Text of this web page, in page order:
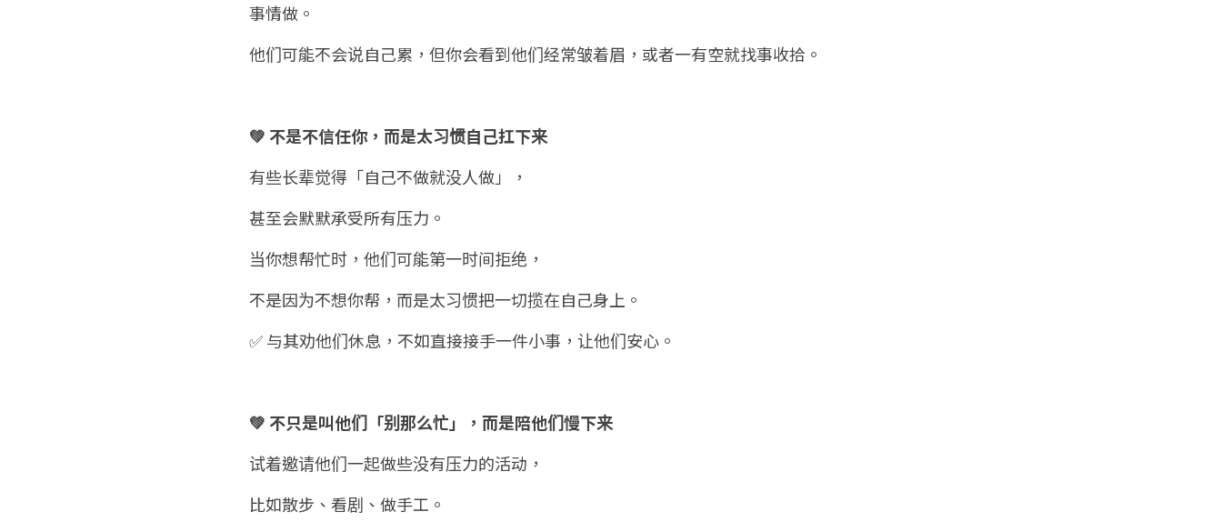
事情做。
他们可能不会说自己累，但你会看到他们经常皱着眉，或者一有空就找事收拾。
💚 不是不信任你，而是太习惯自己扛下来
有些长辈觉得「自己不做就没人做」，
甚至会默默承受所有压力。
当你想帮忙时，他们可能第一时间拒绝，
不是因为不想你帮，而是太习惯把一切揽在自己身上。
✅ 与其劝他们休息，不如直接接手一件小事，让他们安心。
💚 不只是叫他们「别那么忙」，而是陪他们慢下来
试着邀请他们一起做些没有压力的活动，
比如散步、看剧、做手工。